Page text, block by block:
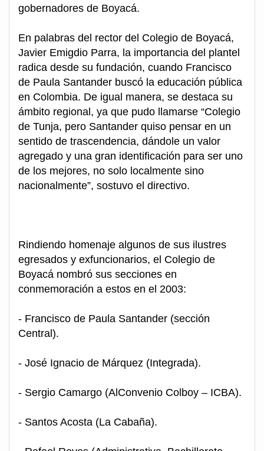
gobernadores de Boyacá.
En palabras del rector del Colegio de Boyacá,
Javier Emigdio Parra, la importancia del plantel
radica desde su fundación, cuando Francisco
de Paula Santander buscó la educación pública
en Colombia. De igual manera, se destaca su
ámbito regional, ya que pudo llamarse “Colegio
de Tunja, pero Santander quiso pensar en un
sentido de trascendencia, dándole un valor
agregado y una gran identificación para ser uno
de los mejores, no solo localmente sino
nacionalmente”, sostuvo el directivo.
Rindiendo homenaje algunos de sus ilustres
egresados y exfuncionarios, el Colegio de
Boyacá nombró sus secciones en
conmemoración a estos en el 2003:
- Francisco de Paula Santander (sección
Central).
- José Ignacio de Márquez (Integrada).
- Sergio Camargo (AlConvenio Colboy – ICBA).
- Santos Acosta (La Cabaña).